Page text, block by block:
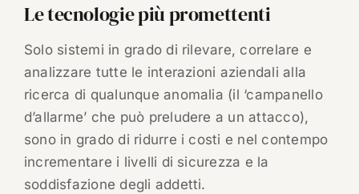
Le tecnologie più promettenti
Solo sistemi in grado di rilevare, correlare e
analizzare tutte le interazioni aziendali alla
ricerca di qualunque anomalia (il ‘campanello
d’allarme’ che può preludere a un attacco),
sono in grado di ridurre i costi e nel contempo
incrementare i livelli di sicurezza e la
soddisfazione degli addetti.